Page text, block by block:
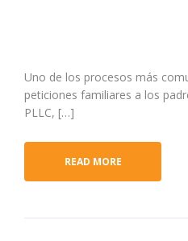
Uno de los procesos más
peticiones familiares a los
PLLC, […]
READ MORE